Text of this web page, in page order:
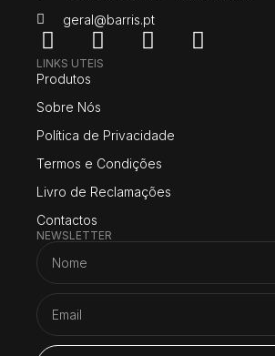
geral@barris.pt
LINKS UTEIS
Produtos
Sobre Nós
Política de Privacidade
Termos e Condições
Livro de Reclamações
Contactos
NEWSLETTER